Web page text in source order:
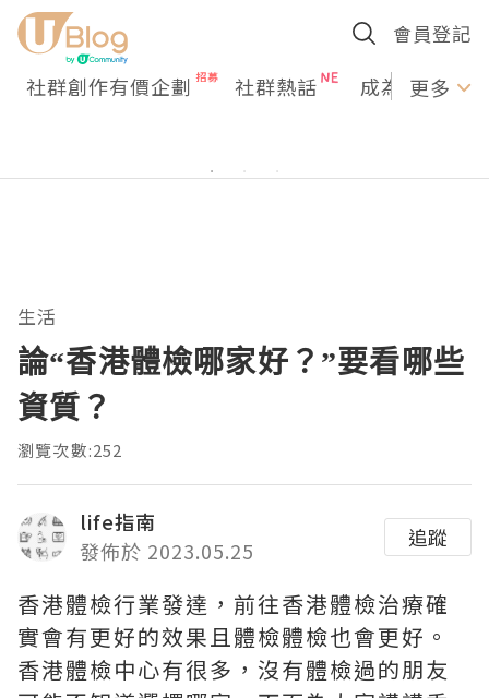
會員登記
社群創作有價企劃 社群熱話 成為U更多
生活
論“香港體檢哪家好？”要看哪些
資質？
瀏覽次數:252
life指南
發佈於 2023.05.25
追蹤
香港體檢行業發達，前往香港體檢治療確
實會有更好的效果且體檢體檢也會更好。
香港體檢中心有很多，沒有體檢過的朋友